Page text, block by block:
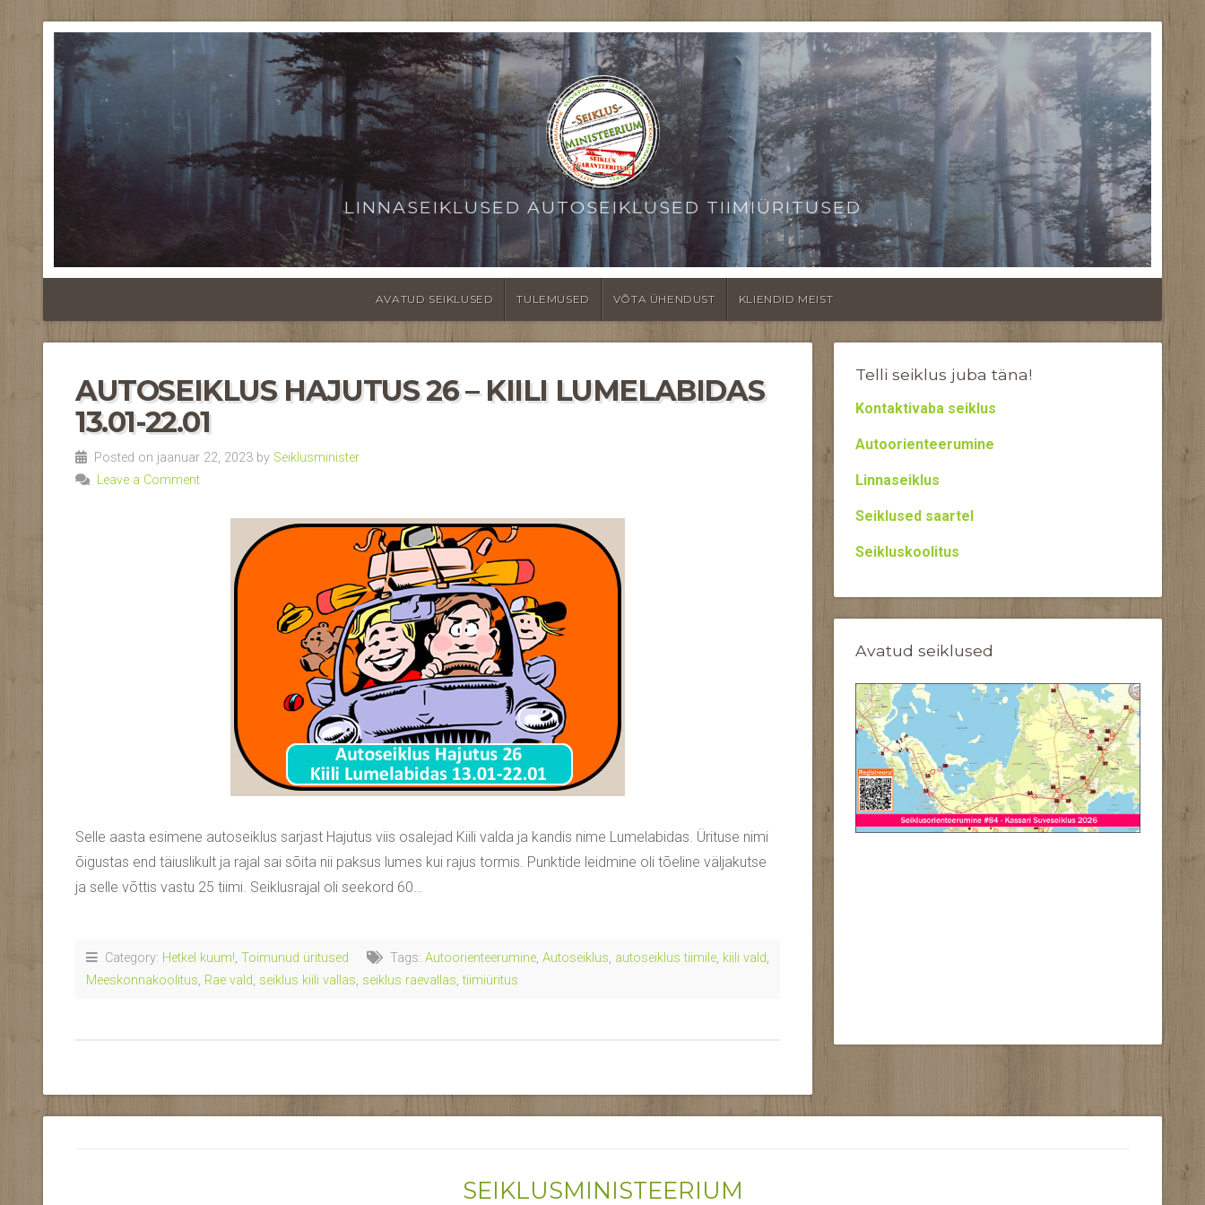
LINNASEIKLUSED AUTOSEIKLUSED TIIMIÜRITUSED
AVATUD SEIKLUSED TULEMUSED VÕTA ÜHENDUST KLIENDID MEIST
AUTOSEIKLUS HAJUTUS 26 – KIILI LUMELABIDAS
13.01-22.01
Posted on jaanuar 22, 2023 by Seiklusminister
Leave a Comment
Selle aasta esimene autoseiklus sarjast Hajutus viis osalejad Kiili valda ja kandis nime Lumelabidas. Ürituse nimi
õigustas end täiuslikult ja rajal sai sõita nii paksus lumes kui rajus tormis. Punktide leidmine oli tõeline väljakutse
ja selle võttis vastu 25 tiimi. Seiklusrajal oli seekord 60…
Category: Hetkel kuum!, Toimunud üritused Tags: Autoorienteerumine, Autoseiklus, autoseiklus tiimile, kiili vald,
Meeskonnakoolitus, Rae vald, seiklus kiili vallas, seiklus raevallas,tiimiüritus
Telli seiklus juba täna!
Kontaktivaba seiklus
Autoorienteerumine
Linnaseiklus
Seiklused saartel
Seikluskoolitus
Avatud seiklused
SEIKLUSMINISTEERIUM